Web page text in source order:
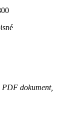
dokument,